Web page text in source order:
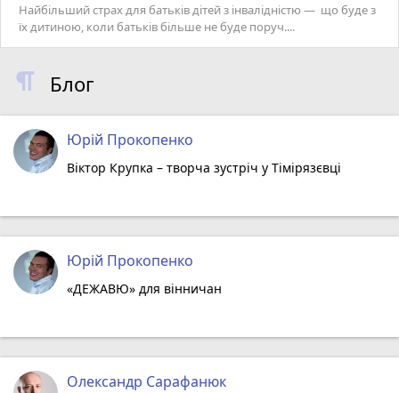
Найбільший страх для батьків дітей з інвалідністю — що буде з
їх дитиною, коли батьків більше не буде поруч....
Блог
Юрій Прокопенко
Віктор Крупка – творча зустріч у Тімірязєвці
Юрій Прокопенко
«ДЕЖАВЮ» для вінничан
Олександр Сарафанюк